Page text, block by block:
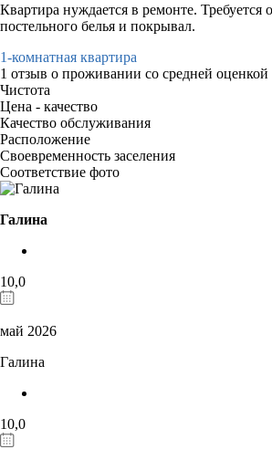
Квартира нуждается в ремонте. Требуется
постельного белья и покрывал.
1-комнатная квартира
1 отзыв о проживании со средней оценкой
Чистота
Цена - качество
Качество обслуживания
Расположение
Своевременность заселения
Соответствие фото
Галина
10,0
май 2026
Галина
10,0